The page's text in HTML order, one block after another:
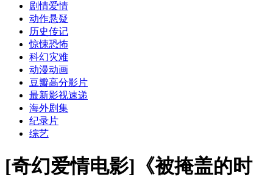
剧情爱情
动作悬疑
历史传记
惊悚恐怖
科幻灾难
动漫动画
豆瓣高分影片
最新影视速递
海外剧集
纪录片
综艺
[奇幻爱情电影]《被掩盖的时